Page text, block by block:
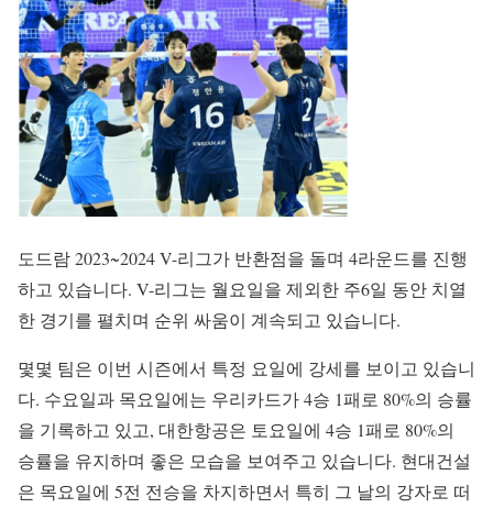
도드람 2023~2024 V-리그가 반환점을 돌며 4라운드를 진행
하고 있습니다. V-리그는 월요일을 제외한 주6일 동안 치열
한 경기를 펼치며 순위 싸움이 계속되고 있습니다.
몇몇 팀은 이번 시즌에서 특정 요일에 강세를 보이고 있습니
다. 수요일과 목요일에는 우리카드가 4승 1패로 80%의 승률
을 기록하고 있고, 대한항공은 토요일에 4승 1패로 80%의
승률을 유지하며 좋은 모습을 보여주고 있습니다. 현대건설
은 목요일에 5전 전승을 차지하면서 특히 그 날의 강자로 떠